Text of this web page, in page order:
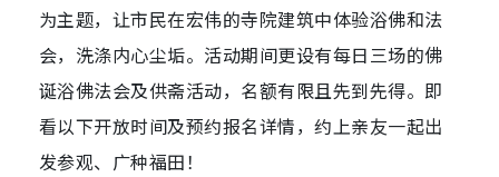
为主题，让市民在宏伟的寺院建筑中体验浴佛和法
会，洗涤内心尘垢。活动期间更设有每日三场的佛
诞浴佛法会及供斋活动，名额有限且先到先得。即
看以下开放时间及预约报名详情，约上亲友一起出
发参观、广种福田！